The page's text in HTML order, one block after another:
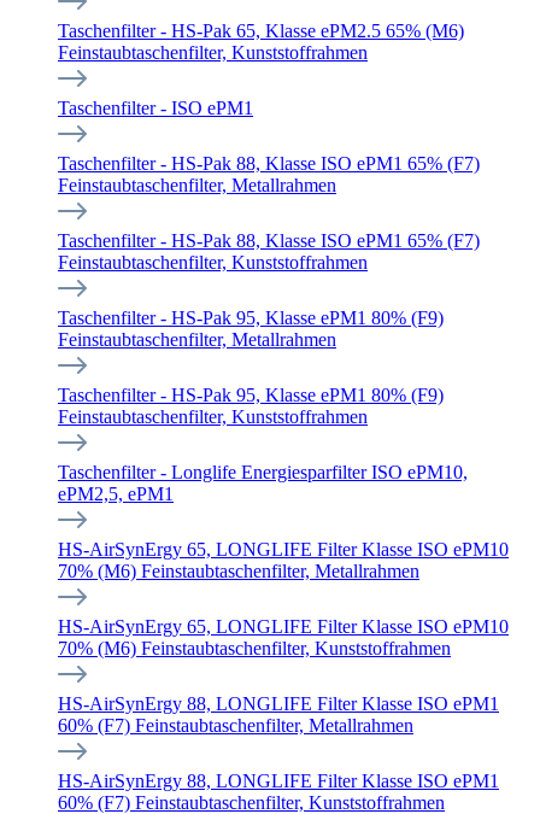
Taschenfilter - HS-Pak 65, Klasse ePM2.5 65% (M6)
Feinstaubtaschenfilter, Kunststoffrahmen
Taschenfilter - ISO ePM1
Taschenfilter - HS-Pak 88, Klasse ISO ePM1 65% (F7)
Feinstaubtaschenfilter, Metallrahmen
Taschenfilter - HS-Pak 88, Klasse ISO ePM1 65% (F7)
Feinstaubtaschenfilter, Kunststoffrahmen
Taschenfilter - HS-Pak 95, Klasse ePM1 80% (F9)
Feinstaubtaschenfilter, Metallrahmen
Taschenfilter - HS-Pak 95, Klasse ePM1 80% (F9)
Feinstaubtaschenfilter, Kunststoffrahmen
Taschenfilter - Longlife Energiesparfilter ISO ePM10,
ePM2,5, ePM1
HS-AirSynErgy 65, LONGLIFE Filter Klasse ISO ePM10
70% (M6) Feinstaubtaschenfilter, Metallrahmen
HS-AirSynErgy 65, LONGLIFE Filter Klasse ISO ePM10
70% (M6) Feinstaubtaschenfilter, Kunststoffrahmen
HS-AirSynErgy 88, LONGLIFE Filter Klasse ISO ePM1
60% (F7) Feinstaubtaschenfilter, Metallrahmen
HS-AirSynErgy 88, LONGLIFE Filter Klasse ISO ePM1
60% (F7) Feinstaubtaschenfilter, Kunststoffrahmen